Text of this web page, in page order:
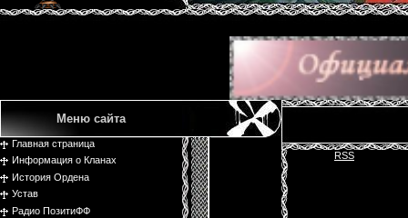
Меню сайта
Главная страница
Информация о Кланах
История Ордена
Устав
Радио ПозитиФФ
RSS